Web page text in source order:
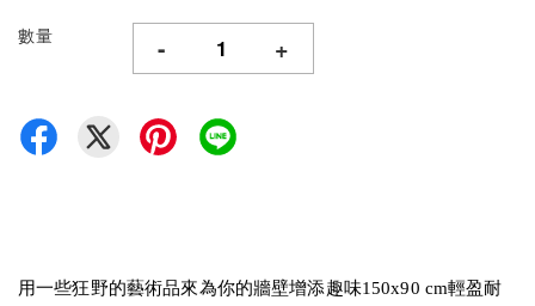
數量 - +
用一些狂野的藝術品來為你的牆壁增添趣味150x90 cm輕盈耐